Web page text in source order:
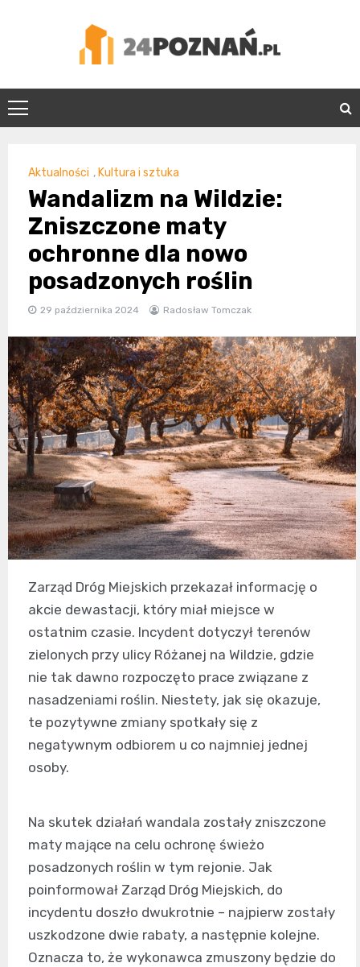
24Poznań.pl
Aktualności , Kultura i sztuka
Wandalizm na Wildzie:
Zniszczone maty
ochronne dla nowo
posadzonych roślin
29 października 2024 Radosław Tomczak
Zarząd Dróg Miejskich przekazał informację o
akcie dewastacji, który miał miejsce w
ostatnim czasie. Incydent dotyczył terenów
zielonych przy ulicy Różanej na Wildzie, gdzie
nie tak dawno rozpoczęto prace związane z
nasadzeniami roślin. Niestety, jak się okazuje,
te pozytywne zmiany spotkały się z
negatywnym odbiorem u co najmniej jednej
osoby.
Na skutek działań wandala zostały zniszczone
maty mające na celu ochronę świeżo
posadzonych roślin w tym rejonie. Jak
poinformował Zarząd Dróg Miejskich, do
incydentu doszło dwukrotnie – najpierw zostały
uszkodzone dwie rabaty, a następnie kolejne.
Oznacza to, że wykonawca zmuszony będzie do